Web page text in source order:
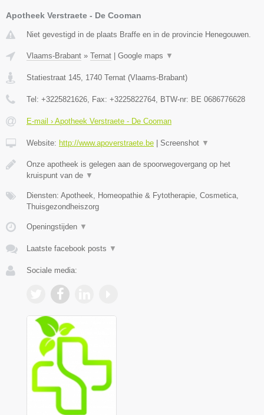
Apotheek Verstraete - De Cooman
Niet gevestigd in de plaats Braffe en in de provincie Henegouwen.
Vlaams-Brabant » Ternat Google maps ▼
Statiestraat 145, 1740 Ternat (Vlaams-Brabant)
Tel: +3225821626, Fax: +3225822764, BTW-nr: BE 0686776628
E-mail › Apotheek Verstraete - De Cooman
Website: http://www.apoverstraete.be Screenshot ▼
Onze apotheek is gelegen aan de spoorwegovergang op het
kruispunt van de ▼
Diensten: Apotheek, Homeopathie & Fytotherapie, Cosmetica,
Thuisgezondheiszorg
Openingstijden ▼
Laatste facebook posts ▼
Sociale media: